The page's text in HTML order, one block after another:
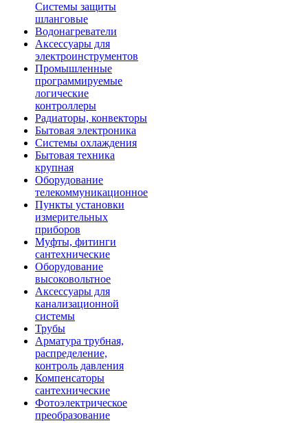
Системы защиты
шланговые
Водонагреватели
Аксессуары для
электроинструментов
Промышленные
программируемые
логические
контроллеры
Радиаторы, конвекторы
Бытовая электроника
Системы охлаждения
Бытовая техника
крупная
Оборудование
телекоммуникационное
Пункты установки
измерительных
приборов
Муфты, фитинги
сантехнические
Оборудование
высоковольтное
Аксессуары для
канализационной
системы
Трубы
Арматура трубная,
распределение,
контроль давления
Компенсаторы
сантехнические
Фотоэлектрическое
преобразование